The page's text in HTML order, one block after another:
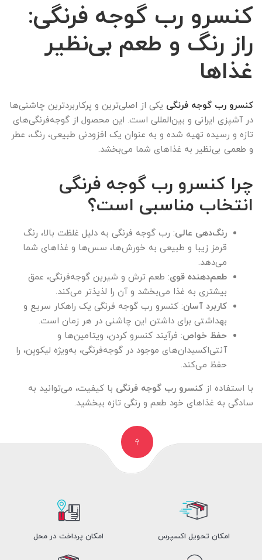
کنسرو رب گوجه فرنگی:
راز رنگ و طعم بی‌نظیر
غذاها
کنسرو رب گوجه فرنگی یکی از اصلی‌ترین و پرکاربردترین چاشنی‌ها
در آشپزی ایرانی و بین‌المللی است. این محصول از گوجه‌فرنگی‌های
تازه و رسیده تهیه شده و به عنوان یک افزودنی طبیعی، رنگ، عطر
و طعمی بی‌نظیر به غذاهای شما می‌بخشد.
چرا کنسرو رب گوجه فرنگی
انتخاب مناسبی است؟
رنگ‌دهی عالی: رب گوجه فرنگی به دلیل غلظت بالا، رنگ
قرمز زیبا و طبیعی به خورش‌ها، سس‌ها و غذاهای شما
می‌دهد.
طعم‌دهنده قوی: طعم ترش و شیرین گوجه‌فرنگی، عمق
بیشتری به غذا می‌بخشد و آن را لذیذتر می‌کند.
کاربرد آسان: کنسرو رب گوجه فرنگی یک راهکار سریع و
بهداشتی برای داشتن این چاشنی در هر زمان است.
حفظ خواص: فرآیند کنسرو کردن، ویتامین‌ها و
آنتی‌اکسیدان‌های موجود در گوجه‌فرنگی، به‌ویژه لیکوپن، را
حفظ می‌کند.
با استفاده از کنسرو رب گوجه فرنگی با کیفیت، می‌توانید به
سادگی به غذاهای خود طعم و رنگی تازه ببخشید.
امکان تحویل اکسپرس امکان پرداخت در محل